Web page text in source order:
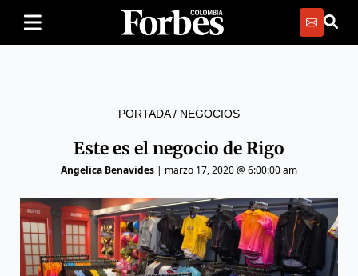
PORTADA/ NEGOCIOS
Este es el negocio de Rigo
Angelica Benavides | marzo 17, 2020 @ 6:00:00 am